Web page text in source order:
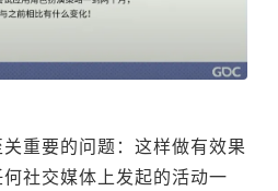
重要的问题：这样做有效果
社交媒体上发起的活动一